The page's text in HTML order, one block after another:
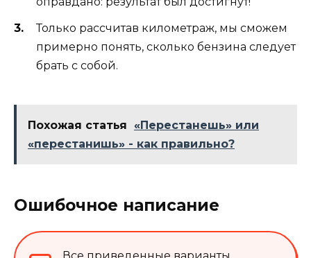
Только рассчитав километраж, мы сможем
примерно понять, сколько бензина следует
брать с собой.
Похожая статья
«Перестанешь» или
«перестанишь» - как правильно?
Ошибочное написание